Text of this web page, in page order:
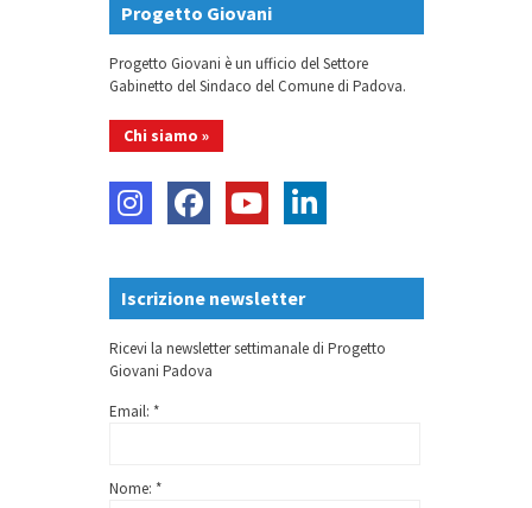
Progetto Giovani
Progetto Giovani è un ufficio del Settore
Gabinetto del Sindaco del Comune di Padova.
Chi siamo »
Iscrizione newsletter
Ricevi la newsletter settimanale di Progetto
Giovani Padova
Email: *
Nome: *